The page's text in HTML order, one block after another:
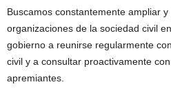
Buscamos constantemente ampliar
organizaciones de la sociedad civil
gobierno a reunirse regularmente
civil y a consultar proactivamente
apremiantes.